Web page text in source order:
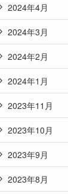
2024年4月
2024年3月
2024年2月
2024年1月
2023年11月
2023年10月
2023年9月
2023年8月